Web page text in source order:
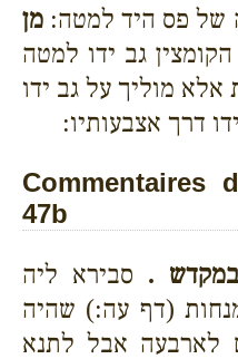
של פס היד למטה: מן
גב ידו למטה
מוליך על גב ידו
דרך אצבעותיו:
Commentaires
47b
. סבירא ליה
(דף עה:) שהיה
לארבעה אבל לתנא